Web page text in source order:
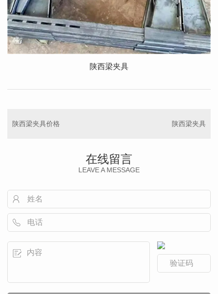
陕西梁夹具
陕西梁夹具价格 陕西梁夹具
在线留言
LEAVE A MESSAGE